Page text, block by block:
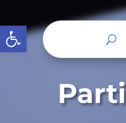
Abrir barra de herramientas